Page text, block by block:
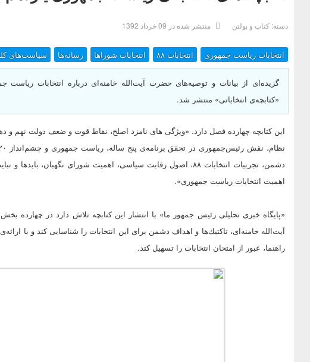
دسته: کتاب و بولتن منتشر شده در 09 خرداد 1392
انتخابات ریاست جمهوری انتخابات ۸۸ انتخابات شوراها رسانه‌ها سیاست‌های
گزیده‌ای از بیانات و توصیه‌های حضرت آیت‌الله خامنه‌ای درباره انتخابات
«كتابچه‌ی انتخاباتی» منتشر شد.
این كتابچه چهارده فصل دارد. «ویژگی های نامزد اصلح، نقاط قوت و ضعف دولت نهم و
دشمن، تجربیات انتخابات ۸۸، اصول رقابت سیاسی، اهمیت شورای نگهبان،
اهمیت انتخابات ریاست جمهوری».
«پایگاه خبری تحلیلی رئیس جمهور ما» با انتشار این كتابچه تلاش دارد در
آیت‌الله خامنه‌ای، تاكتیك‌ها و اهداف دشمن برای این انتخابات را شناسایی كند و با
راهنما، عبور از امتحان انتخابات را تسهیل كتد.